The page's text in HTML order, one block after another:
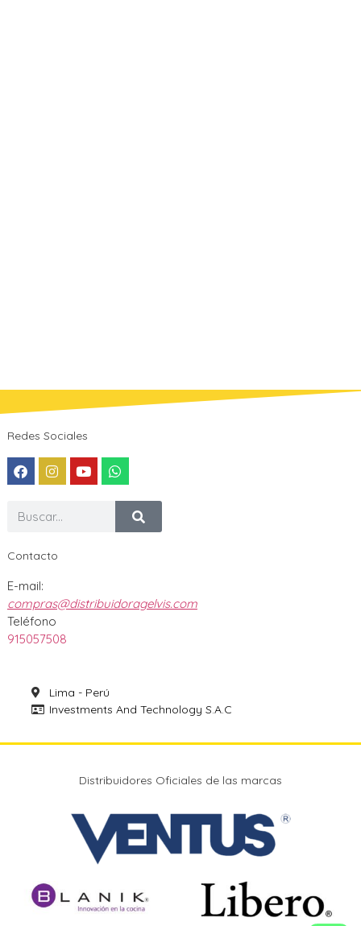
Redes Sociales
Contacto
E-mail:
compras@distribuidoragelvis.com
Teléfono
915057508
Lima - Perú
Investments And Technology S.A.C
Distribuidores Oficiales de las marcas